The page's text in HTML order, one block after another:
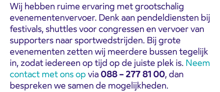
Wij hebben ruime ervaring met grootschalig
evenementenvervoer. Denk aan pendeldiensten bij
festivals, shuttles voor congressen en vervoer van
supporters naar sportwedstrijden. Bij grote
evenementen zetten wij meerdere bussen tegelijk
in, zodat iedereen op tijd op de juiste plek is. Neem
contact met ons op via088 – 277 81 00, dan
bespreken we samen de mogelijkheden.